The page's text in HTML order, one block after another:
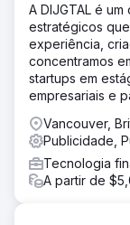
A DIJGTAL é
estratégicos
experiência,
concentramos
startups em
empresariais e
Vancouver,
Publicidade,
Tecnologia
A partir de